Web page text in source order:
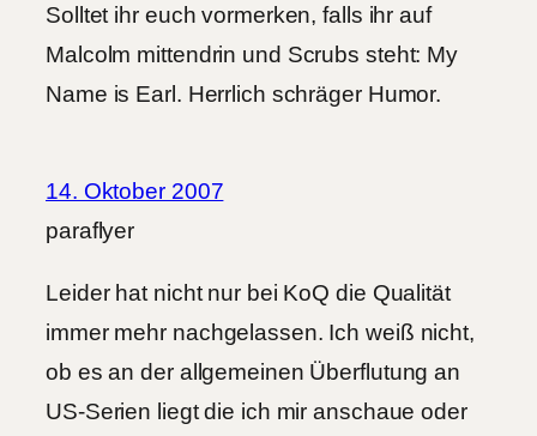
Solltet ihr euch vormerken, falls ihr auf
Malcolm mittendrin und Scrubs steht: My
Name is Earl. Herrlich schräger Humor.
14. Oktober 2007
paraflyer
Leider hat nicht nur bei KoQ die Qualität
immer mehr nachgelassen. Ich weiß nicht,
ob es an der allgemeinen Überflutung an
US-Serien liegt die ich mir anschaue oder